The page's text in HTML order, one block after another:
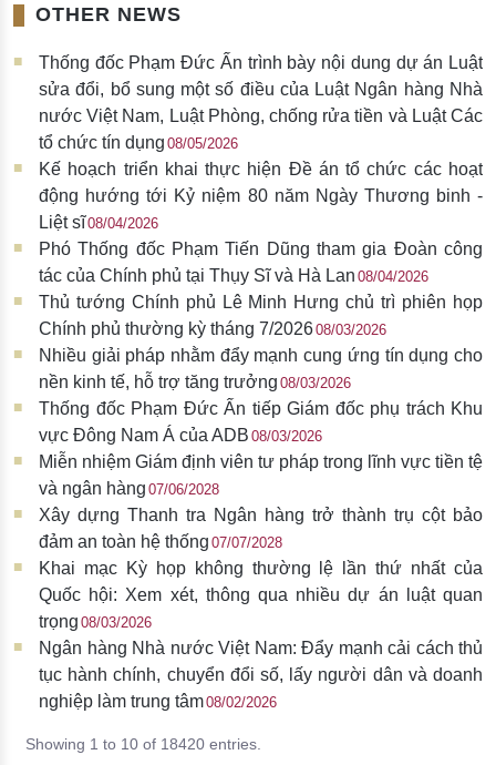
OTHER NEWS
Thống đốc Phạm Đức Ấn trình bày nội dung dự án Luật
sửa đổi, bổ sung một số điều của Luật Ngân hàng Nhà
nước Việt Nam, Luật Phòng, chống rửa tiền và Luật Các
tổ chức tín dụng 08/05/2026
Kế hoạch triển khai thực hiện Đề án tổ chức các hoạt
động hướng tới Kỷ niệm 80 năm Ngày Thương binh -
Liệt sĩ08/04/2026
Phó Thống đốc Phạm Tiến Dũng tham gia Đoàn công
tác của Chính phủ tại Thụy Sĩ và Hà Lan 08/04/2026
Thủ tướng Chính phủ Lê Minh Hưng chủ trì phiên họp
Chính phủ thường kỳ tháng 7/202608/03/2026
Nhiều giải pháp nhằm đẩy mạnh cung ứng tín dụng cho
nền kinh tế, hỗ trợ tăng trưởng 08/03/2026
Thống đốc Phạm Đức Ấn tiếp Giám đốc phụ trách Khu
vực Đông Nam Á của ADB 08/03/2026
Miễn nhiệm Giám định viên tư pháp trong lĩnh vực tiền tệ
và ngân hàng 07/06/2028
Xây dựng Thanh tra Ngân hàng trở thành trụ cột bảo
đảm an toàn hệ thống 07/07/2028
Khai mạc Kỳ họp không thường lệ lần thứ nhất của
Quốc hội: Xem xét, thông qua nhiều dự án luật quan
trọng 08/03/2026
Ngân hàng Nhà nước Việt Nam: Đẩy mạnh cải cách thủ
tục hành chính, chuyển đổi số, lấy người dân và doanh
nghiệp làm trung tâm08/02/2026
Showing 1 to 10 of 18420 entries.